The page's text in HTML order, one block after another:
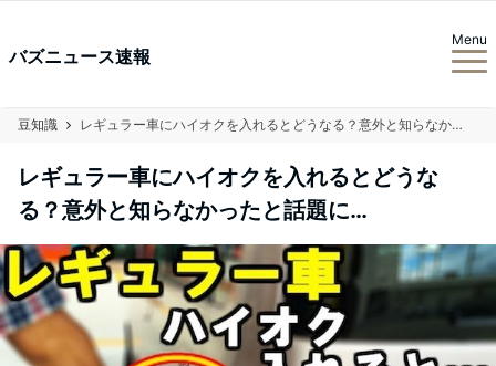
バズニュース速報
Menu
豆知識 レギュラー車にハイオクを入れるとどうなる？意外と知らなかったと話題に…
レギュラー車にハイオクを入れるとどうな
る？意外と知らなかったと話題に…